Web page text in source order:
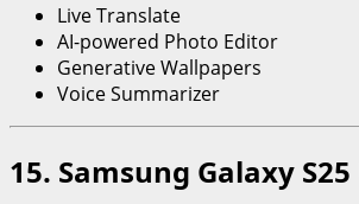
Live Translate
AI-powered Photo Editor
Generative Wallpapers
Voice Summarizer
15. Samsung Galaxy S25